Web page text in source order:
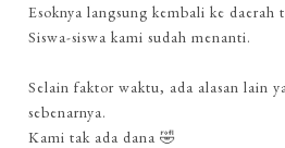
Esoknya langsung kembali ke daerah
Siswa-siswa kami sudah menanti.
Selain faktor waktu, ada alasan lain
sebenarnya.
Kami tak ada dana 🤣